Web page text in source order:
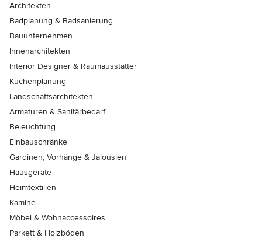
Architekten
Badplanung & Badsanierung
Bauunternehmen
Innenarchitekten
Interior Designer & Raumausstatter
Küchenplanung
Landschaftsarchitekten
Armaturen & Sanitärbedarf
Beleuchtung
Einbauschränke
Gardinen, Vorhänge & Jalousien
Hausgeräte
Heimtextilien
Kamine
Möbel & Wohnaccessoires
Parkett & Holzböden